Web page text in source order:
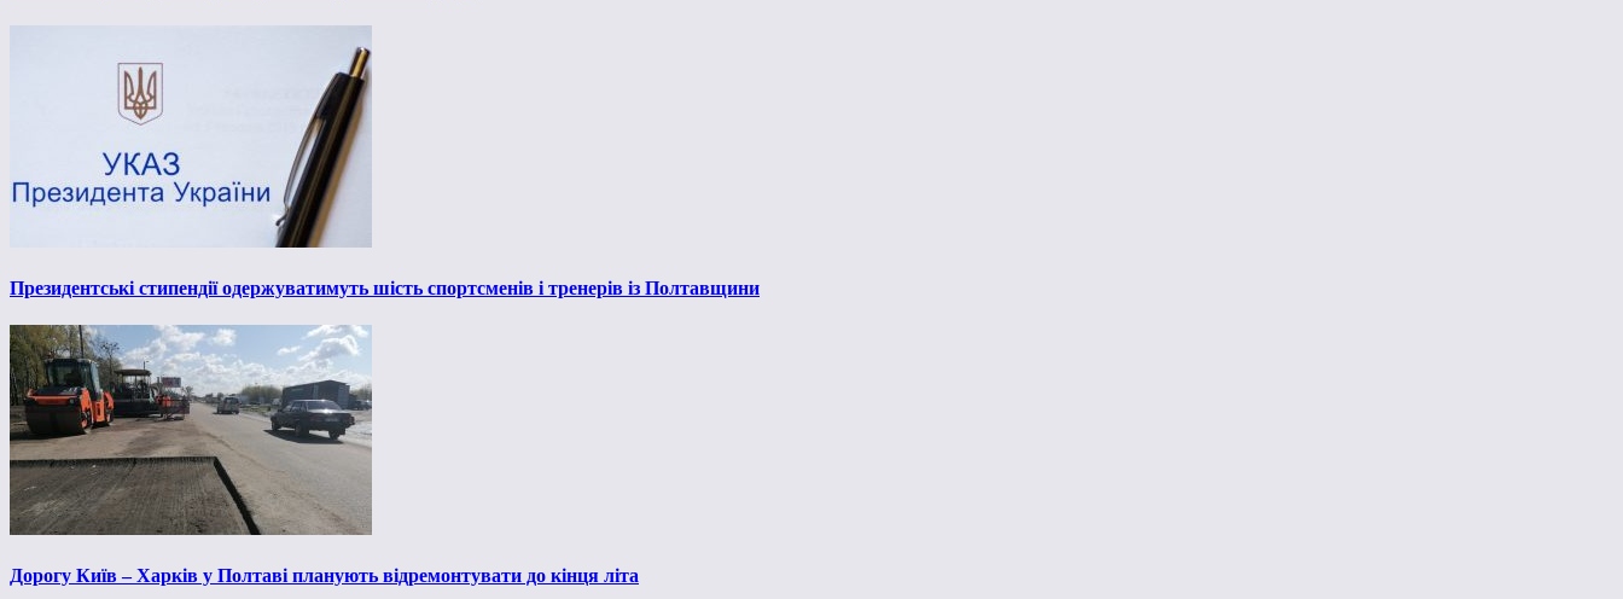
Президентські стипендії одержуватимуть шість спортсменів і тренерів із Полтавщини
Дорогу Київ – Харків у Полтаві планують відремонтувати до кінця літа